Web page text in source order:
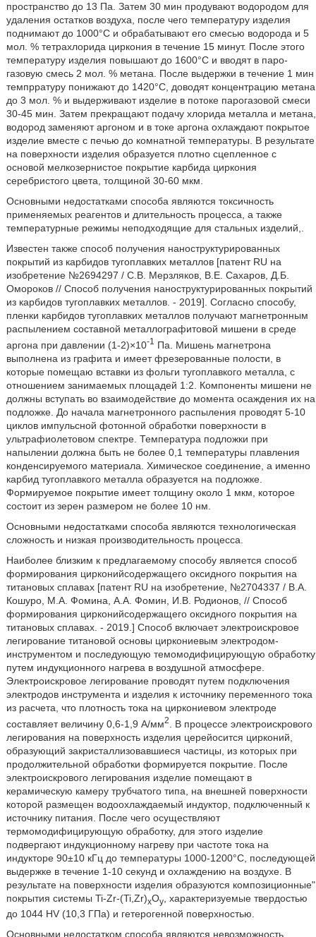
пространство до 13 Па. Затем 30 мин продувают водородом для
удаления остатков воздуха, после чего температуру изделия
поднимают до 1000°С и обрабатывают его смесью водорода и 5
мол. % тетрахлорида циркония в течение 15 минут. После этого
температуру изделия повышают до 1600°С и вводят в паро-
газовую смесь 2 мол. % метана. После выдержки в течение 1 мин
темпрратуру понижают до 1420°С, доводят концентрацию метана
до 3 мол. % и выдерживают изделие в потоке парогазовой смеси
30-45 мин. Затем прекращают подачу хлорида металла и метана,
водород заменяют аргоном и в токе аргона охлаждают покрытое
изделие вместе с печью до комнатной температуры. В результате
на поверхности изделия образуется плотно сцепленное с
основой мелкозернистое покрытие карбида циркония
серебристого цвета, толщиной 30-60 мкм.
Основными недостатками способа являются токсичность
применяемых реагентов и длительность процесса, а также
температурные режимы неподходящие для стальных изделий,.
Известен также способ получения наноструктурированных
покрытий из карбидов тугоплавких металлов [патент RU на
изобретение №2694297 / С.В. Мерзляков, В.Е. Сахаров, Д.Б.
Омороков // Способ получения наноструктурированных покрытий
из карбидов тугоплавких металлов. - 2019]. Согласно способу,
пленки карбидов тугоплавких металлов получают магнетронным
распылением составной металлографитовой мишени в среде
аргона при давлении (1-2)×10-1
Па. Мишень магнетрона
выполнена из графита и имеет фрезерованные полости, в
которые помещаю вставки из фольги тугоплавкого металла, с
отношением занимаемых площадей 1:2. Компоненты мишени не
должны вступать во взаимодействие до момента осаждения их на
подложке. До начала магнетронного распыления проводят 5-10
циклов импульсной фотонной обработки поверхности в
ультрафиолетовом спектре. Температура подложки при
напылении должна быть не более 0,1 температуры плавления
конденсируемого материала. Химическое соединение, а именно
карбид тугоплавкого металла образуется на подложке.
Формируемое покрытие имеет толщину около 1 мкм, которое
состоит из зерен размером не более 10 нм.
Основными недостатками способа являются технологическая
сложность и низкая производительность процесса.
Наиболее близким к предлагаемому способу является способ
формирования цирконийсодержащего оксидного покрытия на
титановых сплавах [патент RU на изобретение, №2704337 / В.А.
Кошуро, М.А. Фомина, А.А. Фомин, И.В. Родионов, // Способ
формирования цирконийсодержащего оксидного покрытия на
титановых сплавах. - 2019.] Способ включает электроискровое
легирование титановой основы циркониевым электродом-
инструментом и последующую темомодифицирующую обработку
путем индукционного нагрева в воздушной атмосфере.
Электроискровое легирование проводят путем подключения
электродов инструмента и изделия к источнику переменного тока
из расчета, что плотность тока на циркониевом электроде
составляет величину 0,6-1,9 А/мм2
. В процессе электроискрового
легирования на поверхность изделия церейосится цирконий,
образующий закристаллизовавшиеся частицы, из которых при
продолжительной обработки формируется покрытие. После
электроискрового легирования изделие помещают в
керамическую камеру трубчатого типа, на внешней поверхности
которой размещен водоохлаждаемый индуктор, подключенный к
источнику питания. После чего осуществляют
термомодифицирующую обработку, для этого изделие
подвергают индукционному нагреву при частоте тока на
индукторе 90±10 кГц до температуры 1000-1200°С, последующей
выдержке в течение 1-10 секунд и охлаждению на воздухе. В
результате на поверхности изделия образуются композиционные"
покрытия системы Ti-Zr-(Ti,Zr)xOy, характеризуемые твердостью
до 1044 HV (10,3 ГПа) и гетерогенной поверхностью.
Основными недостатком способа являются невозможность